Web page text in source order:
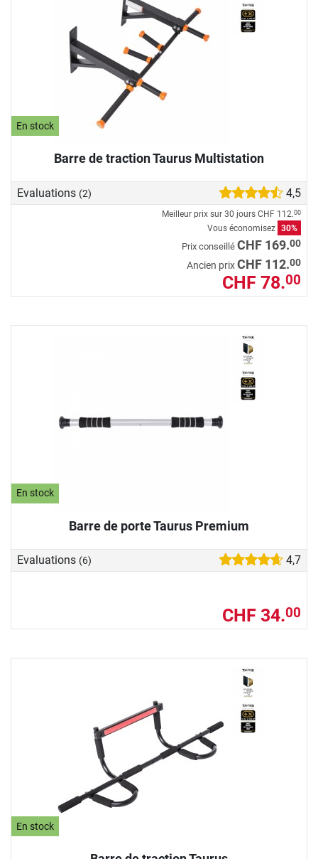
En stock
Barre de traction Taurus Multistation
Evaluations (2) 4,5
Meilleur prix sur 30 jours CHF 112.00
Vous économisez 30%
Prix conseillé CHF 169.00
Ancien prixCHF 112.00
CHF 78.00
En stock
Barre de porte Taurus Premium
Evaluations (6) 4,7
CHF 34.00
En stock